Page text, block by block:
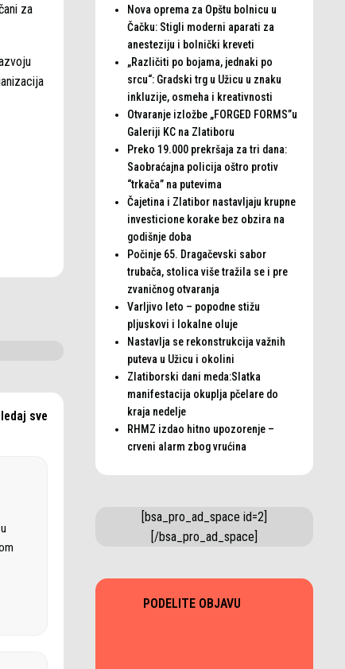
za
sve
Nova oprema za Opštu bolnicu u
Čačku: Stigli moderni aparati za
anesteziju i bolnički kreveti
„Različiti po bojama, jednaki po
srcu“: Gradski trg u Užicu u znaku
inkluzije, osmeha i kreativnosti
Otvaranje izložbe „FORGED FORMS”u
Galeriji KC na Zlatiboru
Preko 19.000 prekršaja za tri dana:
Saobraćajna policija oštro protiv
“trkača” na putevima
Čajetina i Zlatibor nastavljaju krupne
investicione korake bez obzira na
godišnje doba
Počinje 65. Dragačevski sabor
trubača, stolica više tražila se i pre
zvaničnog otvaranja
Varljivo leto – popodne stižu
pljuskovi i lokalne oluje
Nastavlja se rekonstrukcija važnih
puteva u Užicu i okolini
Zlatiborski dani meda:Slatka
manifestacija okuplja pčelare do
kraja nedelje
RHMZ izdao hitno upozorenje –
crveni alarm zbog vrućina
[bsa_pro_ad_space id=2]
[/bsa_pro_ad_space]
PODELITE OBJAVU